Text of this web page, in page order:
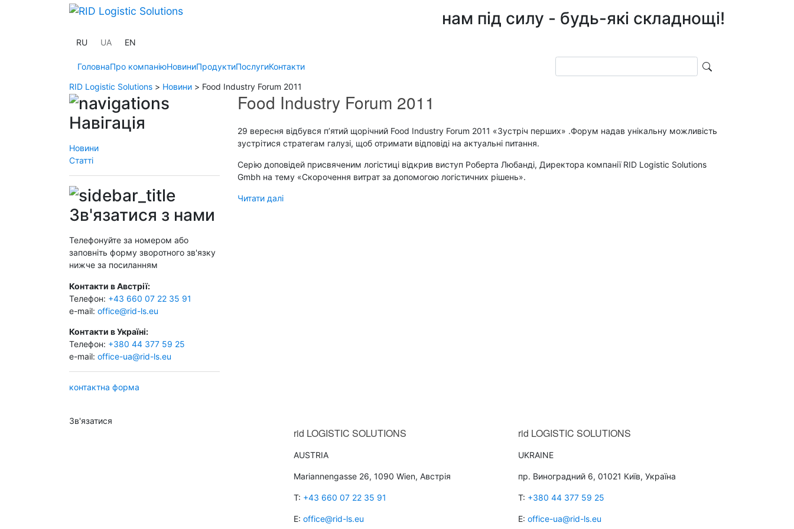
нам під силу - будь-які складнощі!
RU UA EN
ГоловнаПро компаніюНовиниПродуктиПослугиКонтакти
RID Logistic Solutions > Новини > Food Industry Forum 2011
Навігація
Новини
Статті
Зв'язатися з нами
Телефонуйте за номером або
заповніть форму зворотного зв'язку
нижче за посиланням
Контакти в Австрії:
Телефон: +43 660 07 22 35 91
e-mail: office@rid-ls.eu
Контакти в Україні:
Телефон: +380 44 377 59 25
e-mail: office-ua@rid-ls.eu
контактна форма
Food Industry Forum 2011
29 вересня відбувся п’ятий щорічний Food Industry Forum 2011 «Зустріч перших» .Форум надав унікальну можливість
зустрітися стратегам галузі, щоб отримати відповіді на актуальні питання.
Серію доповідей присвяченим логістиці відкрив виступ Роберта Любанді, Директора компанії RID Logistic Solutions
Gmbh на тему «Скорочення витрат за допомогою логістичних рішень».
Читати далі
Зв'язатися
rid LOGISTIC SOLUTIONS
AUSTRIA
Mariannengasse 26, 1090 Wien, Австрія
T: +43 660 07 22 35 91
E: office@rid-ls.eu
rid LOGISTIC SOLUTIONS
UKRAINE
пр. Виноградний 6, 01021 Київ, Україна
T: +380 44 377 59 25
E: office-ua@rid-ls.eu